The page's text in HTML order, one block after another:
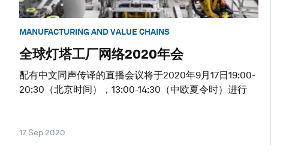
MANUFACTURING AND VALUE CHAINS
全球灯塔工厂网络2020年会
配有中文同声传译的直播会议将于2020年9月17日19:00-
20:30（北京时间），13:00-14:30（中欧夏令时）进行
17 Sep 2020